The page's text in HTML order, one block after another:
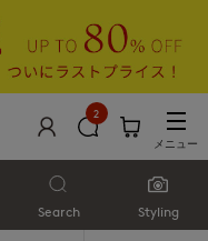
2
メニュー
Search Styling